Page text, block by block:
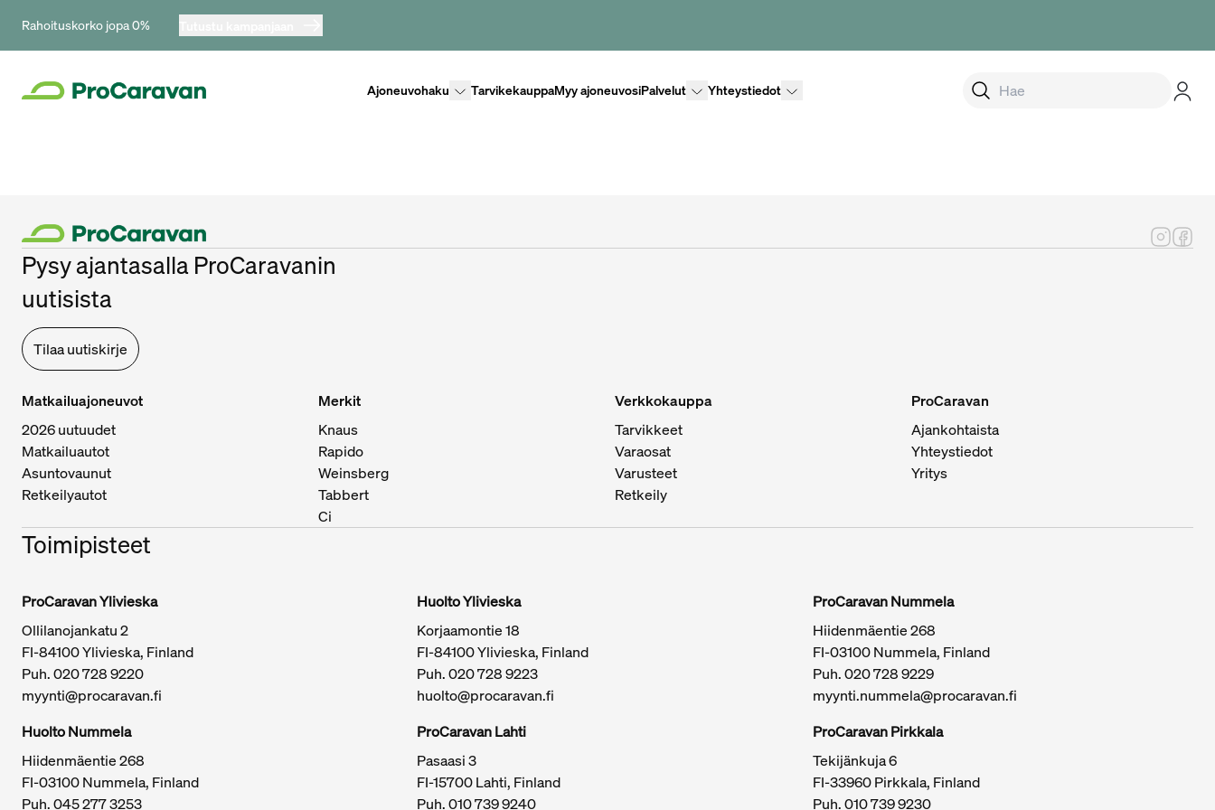
Rahoituskorko jopa 0%
AjoneuvohakuLisävalikko
TarvikekauppaMyy ajoneuvosiPalvelutLisävalikko
YhteystiedotLisävalikko
Tärkeitä linkkejä / sivukartta
Pysy ajantasalla ProCaravanin
uutisista
Tilaa uutiskirje
Matkailuajoneuvot
2026 uutuudet
Matkailuautot
Asuntovaunut
Retkeilyautot
Merkit
Knaus
Rapido
Weinsberg
Tabbert
Ci
Verkkokauppa
Tarvikkeet
Varaosat
Varusteet
Retkeily
ProCaravan
Ajankohtaista
Yhteystiedot
Yritys
Toimipisteet
ProCaravan Ylivieska
Ollilanojankatu 2
FI-84100 Ylivieska, Finland
Puh.020 728 9220
myynti@procaravan.fi
Huolto Ylivieska
Korjaamontie 18
FI-84100 Ylivieska, Finland
Puh.020 728 9223
huolto@procaravan.fi
ProCaravan Nummela
Hiidenmäentie 268
FI-03100 Nummela, Finland
Puh.020 728 9229
myynti.nummela@procaravan.fi
Huolto Nummela
Hiidenmäentie 268
FI-03100 Nummela, Finland
Puh. 045 277 3253
ProCaravan Lahti
Pasaasi 3
FI-15700 Lahti, Finland
Puh.010 739 9240
ProCaravan Pirkkala
Tekijänkuja 6
FI-33960 Pirkkala, Finland
Puh.010 739 9230